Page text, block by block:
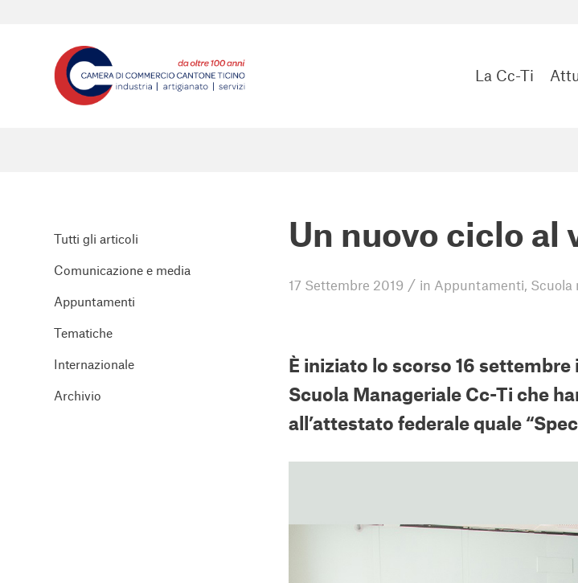
La Cc-Ti
Un nuovo ciclo al
17 Settembre 2019 / in Appuntamenti, Scuola
È iniziato lo scorso 16
Scuola Manageriale Cc-Ti che
all’attestato federale quale
Tutti gli articoli
Comunicazione e media
Appuntamenti
Tematiche
Internazionale
Archivio